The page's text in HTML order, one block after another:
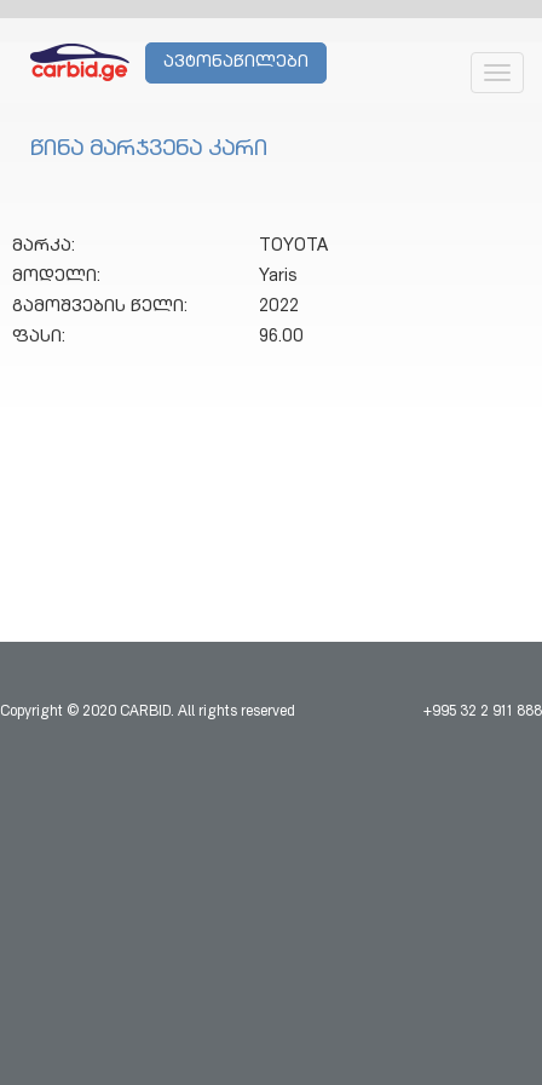
ავტონაწილები
წინა მარჯვენა კარი
მარკა:
TOYOTA
მოდელი:
Yaris
გამოშვების წელი:
2022
ფასი:
96.00
Copyright © 2020 CARBID. All rights reserved +995 32 2 911 888